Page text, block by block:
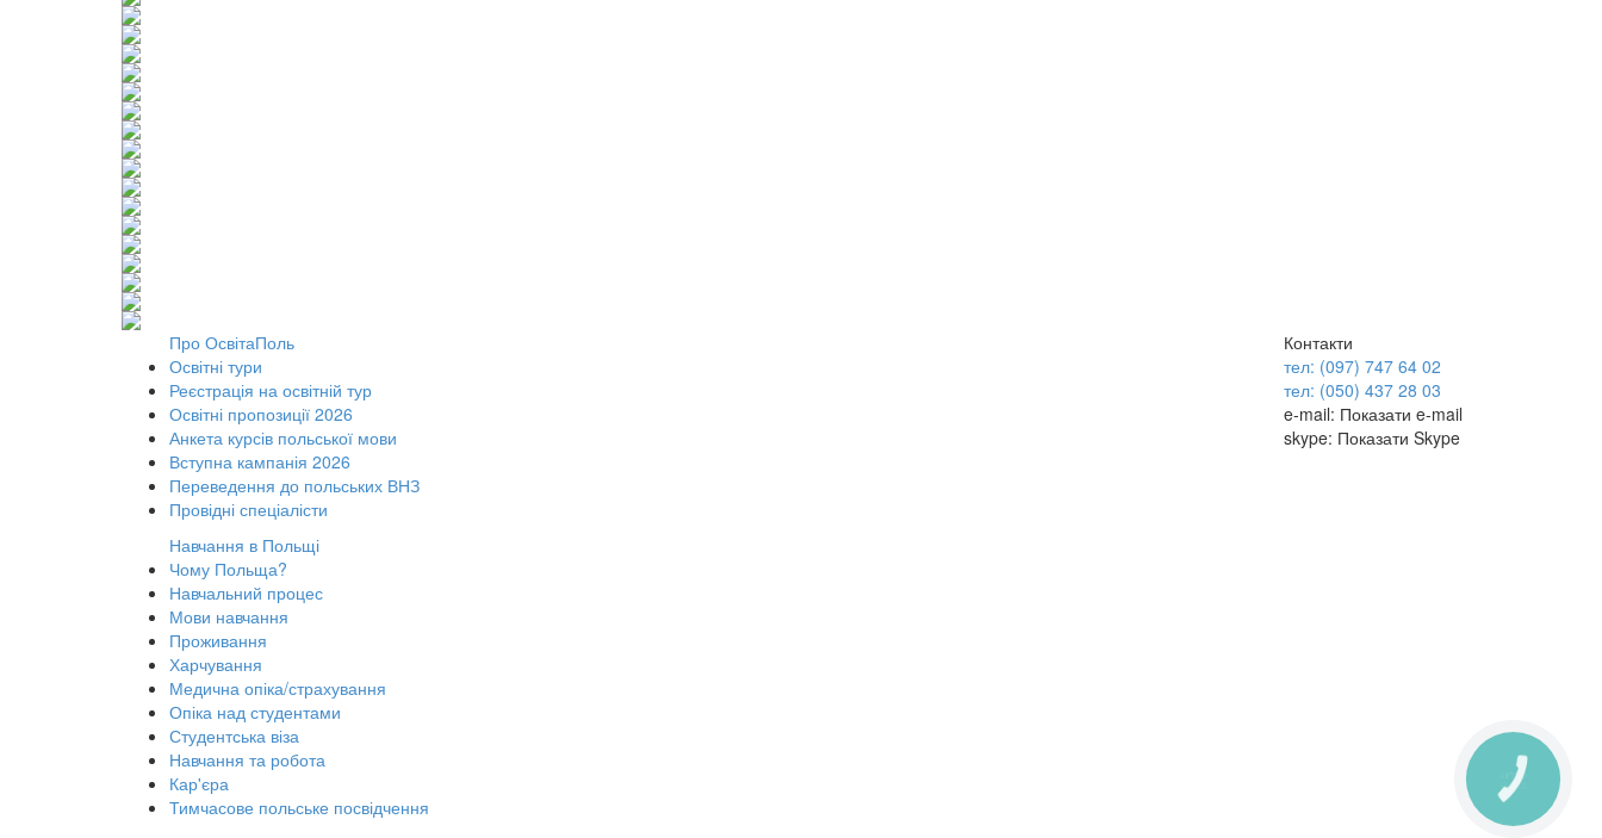
Про ОсвітаПоль
Освітні тури
Реєстрація на освітній тур
Освітні пропозиції 2026
Анкета курсів польської мови
Вступна кампанія 2026
Переведення до польських ВНЗ
Провідні спеціалісти
Навчання в Польщі
Чому Польща?
Навчальний процес
Мови навчання
Проживання
Харчування
Медична опіка/страхування
Опіка над студентами
Студентська віза
Навчання та робота
Кар'єра
Тимчасове польське посвідчення
Контакти
тел: (097) 747 64 02
тел: (050) 437 28 03
e-mail: Показати e-mail
skype: Показати Skype
КНОПКА
ЗВ'ЯЗКУ